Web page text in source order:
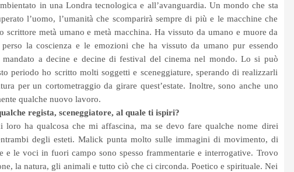
in una Londra tecnologica e all’avanguardia. Un mondo che sta
l’uomo, l’umanità che scomparirà sempre di più e le macchine che
metà umano e metà macchina. Ha vissuto da umano e muore da
la coscienza e le emozioni che ha vissuto da umano pur essendo
mandato a decine e decine di festival del cinema nel mondo. Lo si può
periodo ho scritto molti soggetti e sceneggiature, sperando di realizzarli
per un cortometraggio da girare quest’estate. Inoltre, sono anche uno
qualche nuovo lavoro.
regista, sceneggiatore, al quale ti ispiri?
ha qualcosa che mi affascina, ma se devo fare qualche nome direi
degli esteti. Malick punta molto sulle immagini di movimento, di
e le voci in fuori campo sono spesso frammentarie e interrogative. Trovo
la natura, gli animali e tutto ciò che ci circonda. Poetico e spirituale. Nei